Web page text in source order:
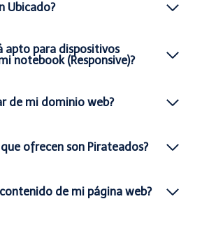
Ubicado?
apto para dispositivos
notebook (Responsive)?
de mi dominio web?
ofrecen son Pirateados?
de mi página web?